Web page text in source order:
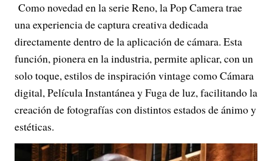
Como novedad en la serie Reno, la Pop Camera trae
una experiencia de captura creativa dedicada
directamente dentro de la aplicación de cámara. Esta
función, pionera en la industria, permite aplicar, con un
solo toque, estilos de inspiración vintage como Cámara
digital, Película Instantánea y Fuga de luz, facilitando la
creación de fotografías con distintos estados de ánimo y
estéticas.